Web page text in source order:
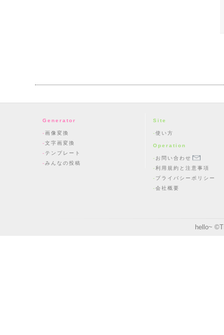
Generator
画像変換
文字画変換
テンプレート
みんなの投稿
Site
使い方
Operation
お問い合わせ
利用規約と注意事項
プライバシーポリシー
会社概要
hello~ ©